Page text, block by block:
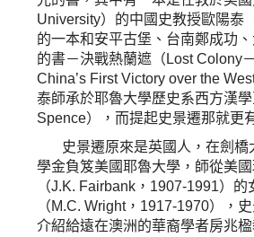
University）的中國史教授歐陽泰
的一本和安平古堡、台南鄭成功
的書－決戰熱蘭遮（Lost Colony
China’s First Victory over the
泰師承於耶魯大學歷史系西方漢
Spence），而提起史景遷那就更
史景遷原來是英國人，在劍橋
學金負笈美國耶魯大學，師從美
（J.K. Fairbank，1907-1991）
（M.C. Wright，1917-1970），
介紹給遠在澳洲的華裔學者房兆